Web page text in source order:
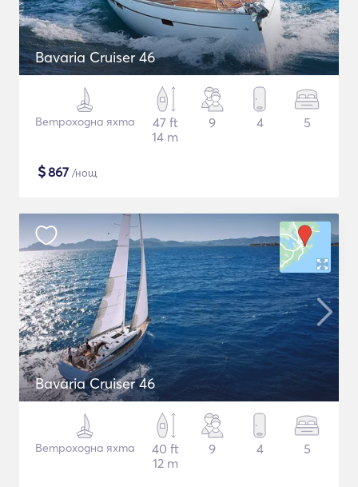
Bavaria Cruiser 46
Ветроходна яхта
47 ft
14 m
9 4 5
$867 /нощ
Bavaria Cruiser 46
Ветроходна яхта
40 ft
12 m
9 4 5